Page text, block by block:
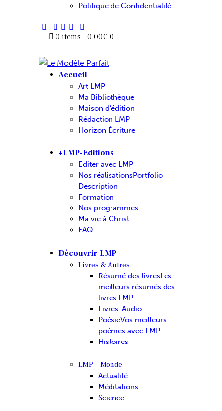
Politique de Confidentialité
0 items - 0.00€ 0
Accueil
Art LMP
Ma Bibliothèque
Maison d’édition
Rédaction LMP
Horizon Écriture
+LMP-Editions
Editer avec LMP
Nos réalisations Portfolio
Description
Formation
Nos programmes
Ma vie à Christ
FAQ
Découvrir LMP
Livres & Autres
Résumé des livresLes
meilleurs résumés des
livres LMP
Livres-Audio
PoésieVos meilleurs
poèmes avec LMP
Histoires
LMP – Monde
Actualité
Méditations
Science